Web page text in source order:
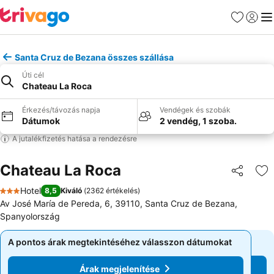
Kedvencek
Santa Cruz de Bezana összes szállása
Úti cél
Chateau La Roca
Érkezés/távozás napja
Dátumok
Vendégek és szobák
2 vendég, 1 szoba.
A jutalékfizetés hatása a rendezésre
Chateau La Roca
3 Kategória
Hotel 8,5 Kiváló (2362 értékelés)
Av José María de Pereda, 6, 39110, Santa Cruz de Bezana,
Spanyolország
A pontos árak megtekintéséhez válasszon dátumokat
Árak megjelenítése
A pontos árak megtekintéséhez válasszon dátumokat
Árak megjelenítése